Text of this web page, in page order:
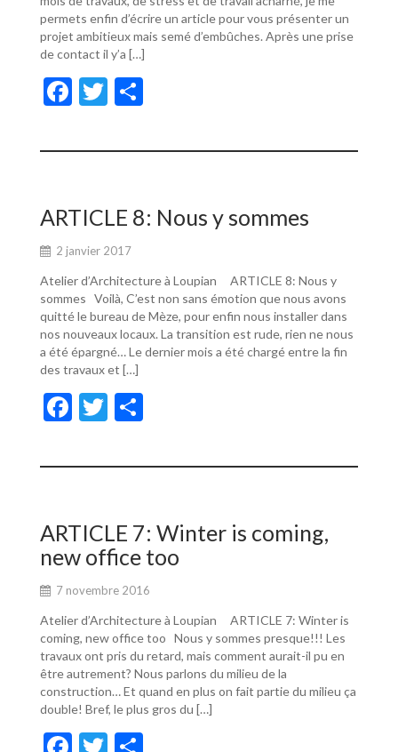
permets enfin d’écrire un article pour vous présenter un
projet ambitieux mais semé d’embûches. Après une prise
de contact il y’a […]
F
e
o
o
k
T
itt ta
er
ARTICLE 8: Nous y sommes
2 janvier 2017
Atelier d’Architecture à Loupian ARTICLE 8: Nous y
sommes Voilà, C’est non sans émotion que nous avons
quitté le bureau de Mèze, pour enfin nous installer dans
nos nouveaux locaux. La transition est rude, rien ne nous
a été épargné… Le dernier mois a été chargé entre la fin
des travaux et […]
F
e
o
o
k
T
itt ta
er
ARTICLE 7: Winter is coming,
new office too
7 novembre 2016
Atelier d’Architecture à Loupian ARTICLE 7: Winter is
coming, new office too Nous y sommes presque!!! Les
travaux ont pris du retard, mais comment aurait-il pu en
être autrement? Nous parlons du milieu de la
construction… Et quand en plus on fait partie du milieu ça
double! Bref, le plus gros du […]